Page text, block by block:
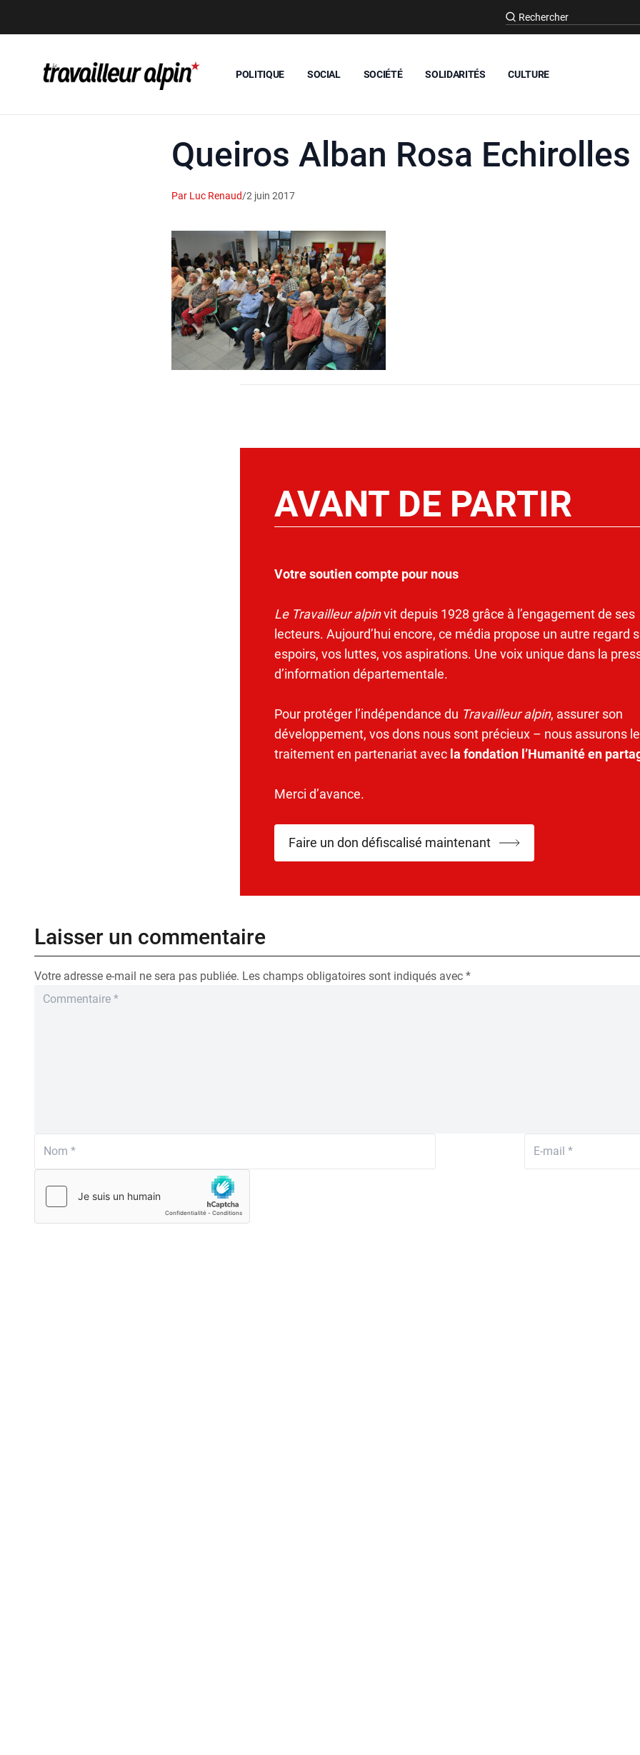
POLITIQUE SOCIAL SOCIÉTÉ SOLIDARITÉS CULTURE
Queiros Alban Rosa Echirolles
Par Luc Renaud/2 juin 2017
AVANT DE PARTIR
Votre soutien compte pour nous
Le Travailleur alpinvit depuis 1928 grâce à l’engagement de ses
lecteurs. Aujourd’hui encore, ce média propose un autre regard
espoirs, vos luttes, vos aspirations. Une voix unique dans la
d’information départementale.
Pour protéger l’indépendance du Travailleur alpin, assurer son
développement, vos dons nous sont précieux – nous assurons
traitement en partenariat avec la fondation l’Humanité en
Merci d’avance.
Faire un don défiscalisé maintenant
Laisser un commentaire
Votre adresse e-mail ne sera pas publiée. Les champs obligatoires sont indiqués avec *